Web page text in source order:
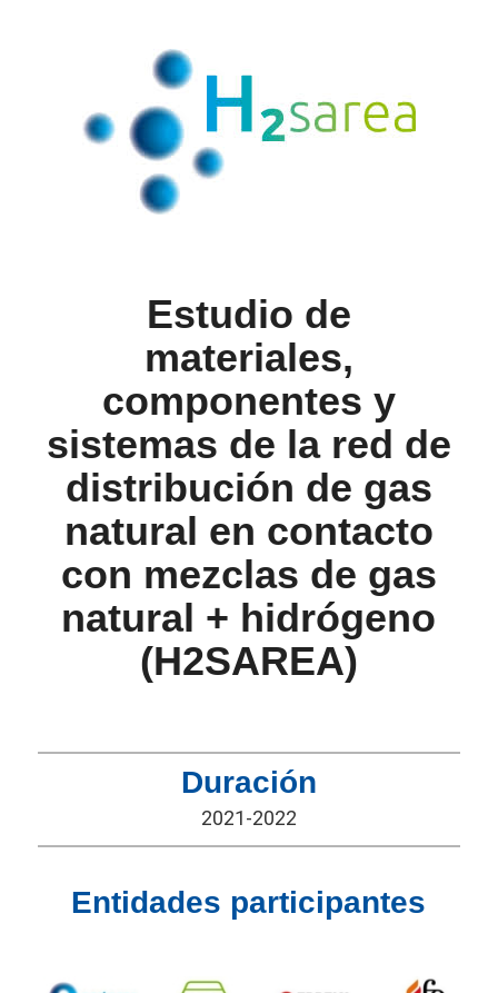
Estudio de
materiales,
componentes y
sistemas de la red de
distribución de gas
natural en contacto
con mezclas de gas
natural + hidrógeno
(H2SAREA)
Duración
2021-2022
Entidades participantes